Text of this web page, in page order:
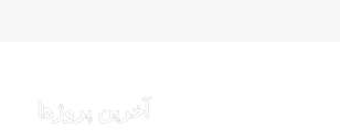
آخرین پروژها